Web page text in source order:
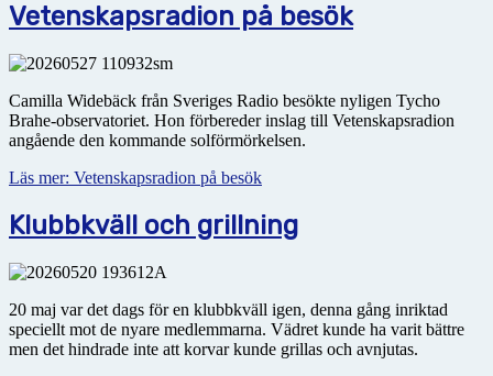
Vetenskapsradion på besök
Camilla Widebäck från Sveriges Radio besökte nyligen Tycho
Brahe-observatoriet. Hon förbereder inslag till Vetenskapsradion
angående den kommande solförmörkelsen.
Läs mer: Vetenskapsradion på besök
Klubbkväll och grillning
20 maj var det dags för en klubbkväll igen, denna gång inriktad
speciellt mot de nyare medlemmarna. Vädret kunde ha varit bättre
men det hindrade inte att korvar kunde grillas och avnjutas.